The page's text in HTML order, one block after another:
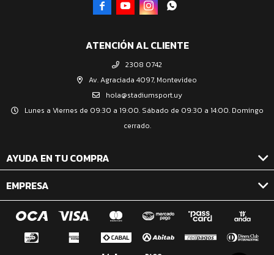
ATENCIÓN AL CLIENTE
2308 0742
Av. Agraciada 4097, Montevideo
hola@stadiumsport.uy
Lunes a Viernes de 09:30 a 19:00. Sábado de 09:30 a 14:00. Domingo
cerrado.
AYUDA EN TU COMPRA
EMPRESA
   